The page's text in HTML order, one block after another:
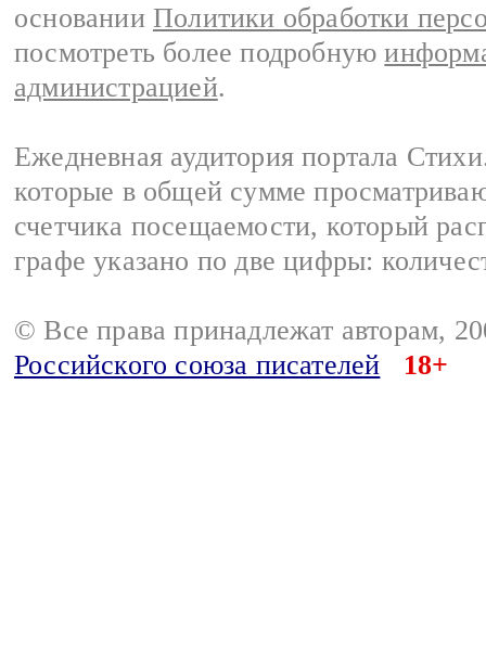
основании Политики обработки
посмотреть более подробную
администрацией.
Ежедневная аудитория портала
которые в общей сумме
счетчика посещаемости, который
графе указано по две цифры:
© Все права принадлежат авторам,
Российского союза писателей
18+